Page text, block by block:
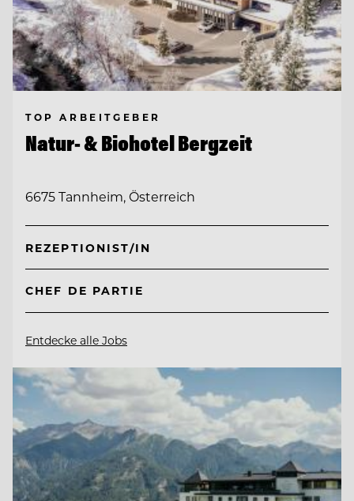
TOP ARBEITGEBER
Natur- & Biohotel Bergzeit
6675 Tannheim, Österreich
REZEPTIONIST/IN
CHEF DE PARTIE
Entdecke alle Jobs